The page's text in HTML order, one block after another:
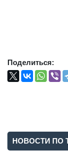
Поделиться:
НОВОСТИ ПО